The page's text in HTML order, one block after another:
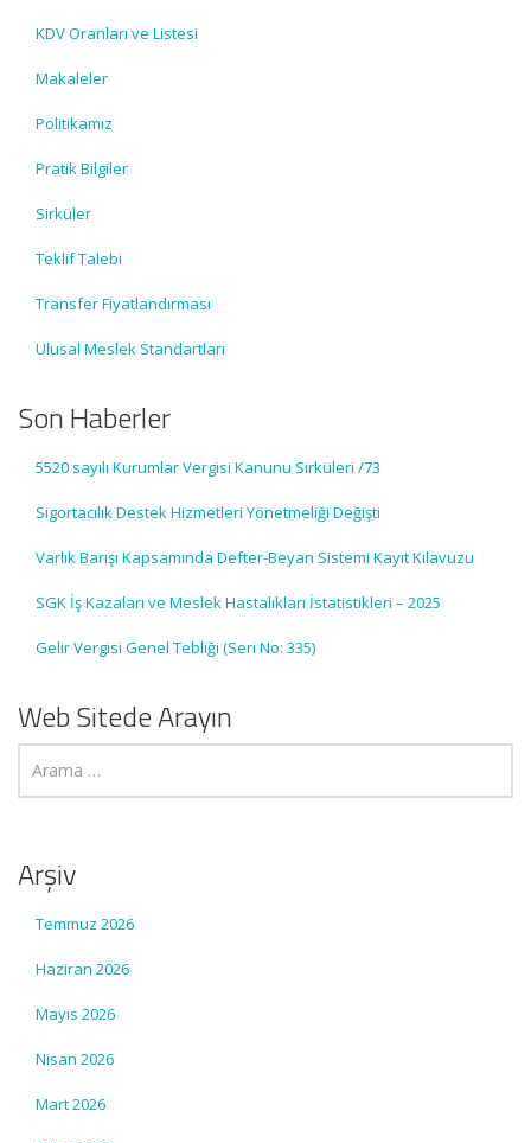
KDV Oranları ve Listesi
Makaleler
Politikamız
Pratik Bilgiler
Sirküler
Teklif Talebi
Transfer Fiyatlandırması
Ulusal Meslek Standartları
Son Haberler
5520 sayılı Kurumlar Vergisi Kanunu Sirküleri /73
Sigortacılık Destek Hizmetleri Yönetmeliği Değişti
Varlık Barışı Kapsamında Defter-Beyan Sistemi Kayıt Kılavuzu
SGK İş Kazaları ve Meslek Hastalıkları İstatistikleri – 2025
Gelir Vergisi Genel Tebliği (Seri No: 335)
Web Sitede Arayın
Arşiv
Temmuz 2026
Haziran 2026
Mayıs 2026
Nisan 2026
Mart 2026